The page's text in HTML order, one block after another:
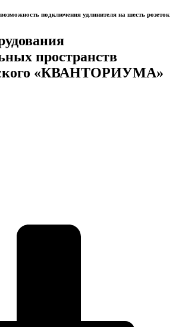
подключения удлинителя на шесть розеток
пространств
«КВАНТОРИУМА»